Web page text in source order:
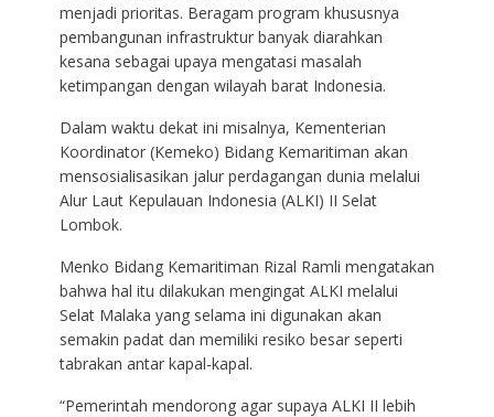
menjadi prioritas. Beragam program khususnya
pembangunan infrastruktur banyak diarahkan
kesana sebagai upaya mengatasi masalah
ketimpangan dengan wilayah barat Indonesia.
Dalam waktu dekat ini misalnya, Kementerian
Koordinator (Kemeko) Bidang Kemaritiman akan
mensosialisasikan jalur perdagangan dunia melalui
Alur Laut Kepulauan Indonesia (ALKI) II Selat
Lombok.
Menko Bidang Kemaritiman Rizal Ramli mengatakan
bahwa hal itu dilakukan mengingat ALKI melalui
Selat Malaka yang selama ini digunakan akan
semakin padat dan memiliki resiko besar seperti
tabrakan antar kapal-kapal.
“Pemerintah mendorong agar supaya ALKI II lebih